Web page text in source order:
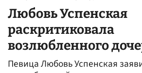
Любовь Успенская
раскритиковала
возлюбленного
Певица Любовь Успенская